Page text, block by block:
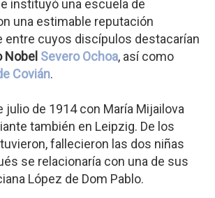
instituyó una escuela de
una estimable reputación
entre cuyos discípulos destacarían
Nobel Severo Ochoa, así como
Covián.
julio de 1914 con María Mijailova
también en Leipzig. De los
fallecieron las dos niñas
se relacionaría con una de sus
López de Dom Pablo.